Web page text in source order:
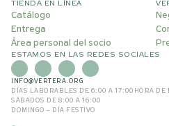
TIENDA EN LÍNEA
Catálogo
Entrega
Área personal del socio
ESTAMOS EN LAS REDES SOCIALES
INFO@VERTERA.ORG
DÍAS LABORABLES DE 6:00 A 17:00 HORA DE
SÁBADOS DE 8:00 A 16:00
DOMINGO – DÍA FESTIVO